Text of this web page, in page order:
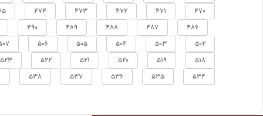
470
471
472
473
474
486
487
488
489
490
502
503
504
505
506
518
519
520
521
522
523
534
535
536
537
538